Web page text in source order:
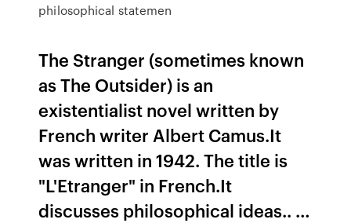
philosophical statemen
The Stranger (sometimes known
as The Outsider) is an
existentialist novel written by
French writer Albert Camus.It
was written in 1942. The title is
"L'Etranger" in French.It
discusses philosophical ideas.. …